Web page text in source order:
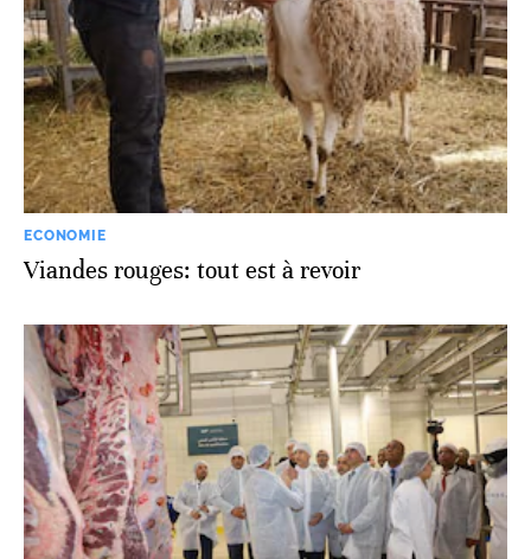
ECONOMIE
Viandes rouges: tout est à revoir